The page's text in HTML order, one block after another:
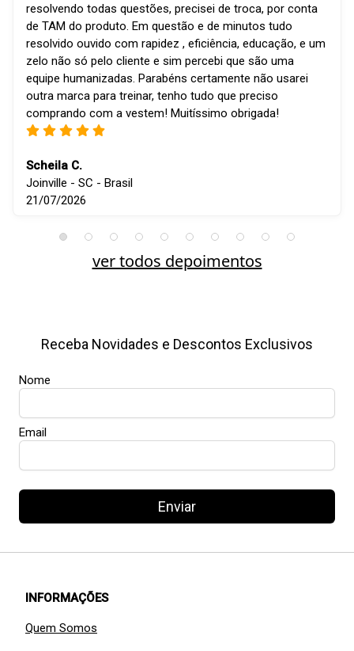
resolvendo todas questões, precisei de troca, por conta
de TAM do produto. Em questão e de minutos tudo
resolvido ouvido com rapidez , eficiência, educação, e um
zelo não só pelo cliente e sim percebi que são uma
equipe humanizadas. Parabéns certamente não usarei
outra marca para treinar, tenho tudo que preciso
comprando com a vestem! Muitíssimo obrigada!
Scheila C.
Joinville - SC - Brasil
21/07/2026
ver todos depoimentos
Receba Novidades e Descontos Exclusivos
Nome
Email
Enviar
INFORMAÇÕES
Quem Somos